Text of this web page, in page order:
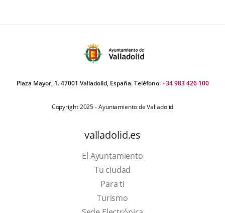
Plaza Mayor, 1. 47001 Valladolid, España. Teléfono:+34 983 426 100
Copyright 2025 - Ayuntamiento de Valladolid
valladolid.es
El Ayuntamiento
Tu ciudad
Para ti
TurismoThis